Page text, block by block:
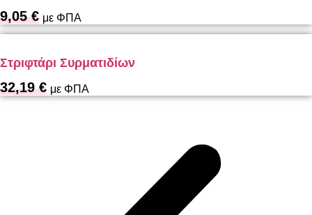
9,05€ με ΦΠΑ
Στριφτάρι Συρματιδίων
32,19€ με ΦΠΑ